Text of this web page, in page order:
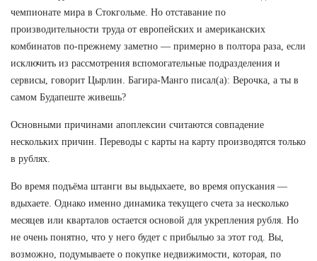
чемпионате мира в Стокгольме. Но отставание по
производительности труда от европейских и американских
комбинатов по-прежнему заметно — примерно в полтора раза, если
исключить из рассмотрения вспомогательные подразделения и
сервисы, говорит Цырлин. Багира-Манго писал(а): Верочка, а ты в
самом Будапеште живешь?
Основными причинами апоплексии считаются совпадение
нескольких причин. Переводы с карты на карту производятся только
в рублях.
Во время подъёма штанги вы выдыхаете, во время опускания —
вдыхаете. Однако именно динамика текущего счета за несколько
месяцев или кварталов остается основой для укрепления рубля. Но
не очень понятно, что у него будет с прибылью за этот год. Вы,
возможно, подумываете о покупке недвижимости, которая, по